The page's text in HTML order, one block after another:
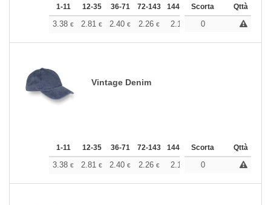
1-11 12-35 36-71 72-143 144-287 288 + Altri
Scorta Qttà
3.38 € 2.81 € 2.40 € 2.26 € 2.14 2.12 +
0
Vintage Denim
1-11 12-35 36-71 72-143 144-287 288 + Altri
Scorta Qttà
3.38 € 2.81 € 2.40 € 2.26 € 2.14 2.12 +
0